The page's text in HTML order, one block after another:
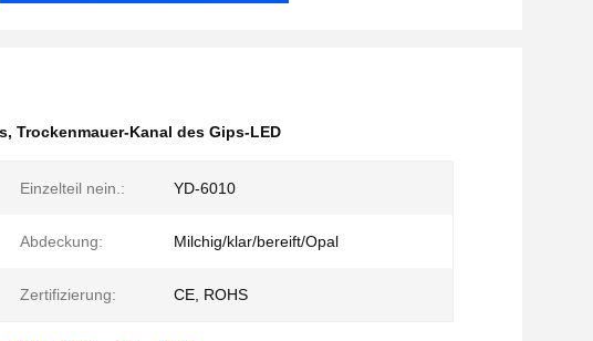
, Trockenmauer-Kanal des Gips-LED
Einzelteil nein.: YD-6010
Abdeckung: Milchig/klar/bereift/Opal
Zertifizierung: CE, ROHS